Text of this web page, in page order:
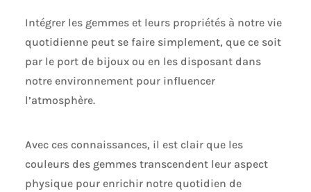
Intégrer les gemmes et leurs propriétés à notre vie
quotidienne peut se faire simplement, que ce soit
par le port de bijoux ou en les disposant dans
notre environnement pour influencer
l’atmosphère.
Avec ces connaissances, il est clair que les
couleurs des gemmes transcendent leur aspect
physique pour enrichir notre quotidien de